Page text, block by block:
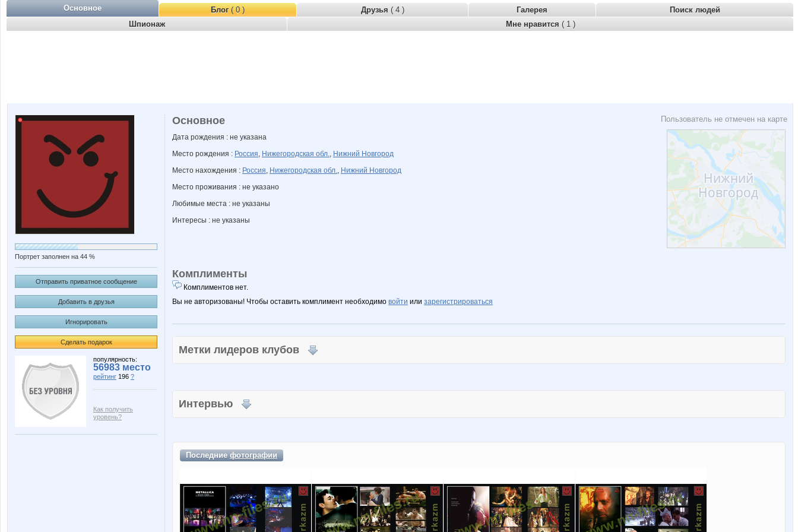
Основное Блог( 0 ) Друзья ( 4 ) Галерея
Поиск людей
Шпионаж
Мне нравится ( 1 )
Портрет заполнен на 44 %
Отправить приватное сообщение
Добавить в друзья
Игнорировать
Сделать подарок
популярность:
56983 место
рейтинг 196 ?
Как получить
уровень?
Пользователь не отмечен на карте
Основное
Дата рождения : не указана
Место рождения : Россия, Нижегородская обл., Нижний Новгород
Место нахождения : Россия, Нижегородская обл., Нижний Новгород
Место проживания : не указано
Любимые места : не указаны
Интересы : не указаны
Комплименты
Комплиментов нет.
Вы не авторизованы! Чтобы оставить комплимент необходимо войти или зарегистрироваться
Метки лидеров клубов
Интервью
Последниефотографии